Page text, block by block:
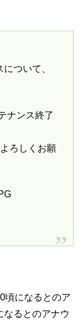
ついて、
ナンス終了
ろしくお願
頃になるとのア
なるとのアナウ